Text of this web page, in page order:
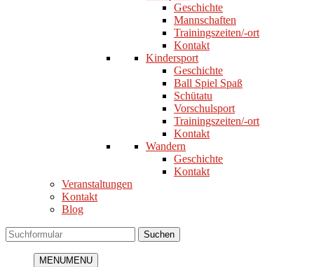
Geschichte
Mannschaften
Trainingszeiten/-ort
Kontakt
Kindersport
Geschichte
Ball Spiel Spaß
Schütatu
Vorschulsport
Trainingszeiten/-ort
Kontakt
Wandern
Geschichte
Kontakt
Veranstaltungen
Kontakt
Blog
Suchen
MENUMENU